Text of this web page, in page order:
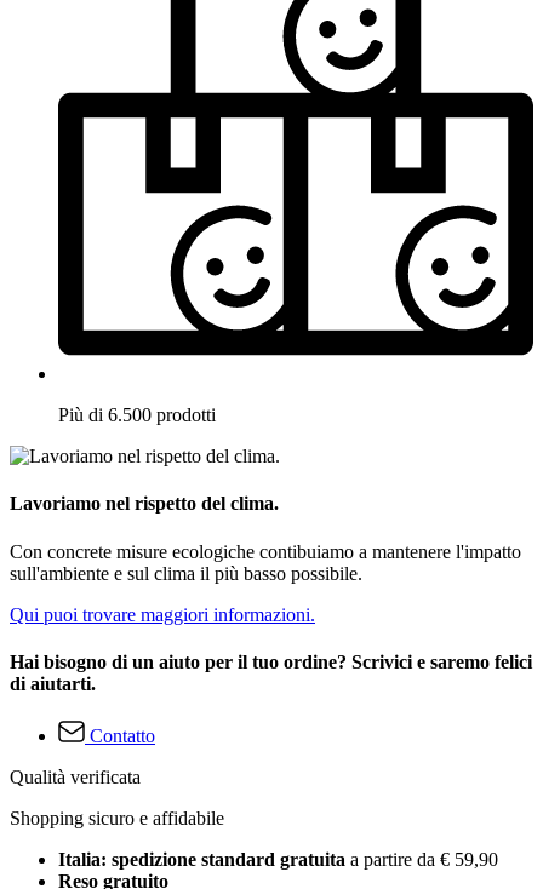
Più di 6.500 prodotti
Lavoriamo nel rispetto del clima.
Con concrete misure ecologiche contibuiamo a mantenere l'impatto
sull'ambiente e sul clima il più basso possibile.
Qui puoi trovare maggiori informazioni.
Hai bisogno di un aiuto per il tuo ordine? Scrivici e saremo felici
di aiutarti.
Contatto
Qualità verificata
Shopping sicuro e affidabile
Italia: spedizione standard gratuita a partire da € 59,90
Reso gratuito